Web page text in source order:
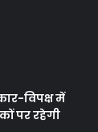
विपक्ष में
पर रहेगी